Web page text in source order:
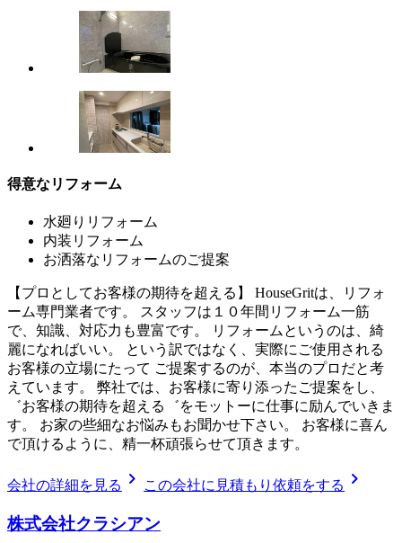
得意なリフォーム
水廻りリフォーム
内装リフォーム
お洒落なリフォームのご提案
【プロとしてお客様の期待を超える】 HouseGritは、リフォ
ーム専門業者です。 スタッフは１０年間リフォーム一筋
で、知識、対応力も豊富です。 リフォームというのは、綺
麗になればいい。 という訳ではなく、実際にご使用される
お客様の立場にたって ご提案するのが、本当のプロだと考
えています。 弊社では、お客様に寄り添ったご提案をし、
゛お客様の期待を超える゛をモットーに仕事に励んでいきま
す。 お家の些細なお悩みもお聞かせ下さい。 お客様に喜ん
で頂けるように、精一杯頑張らせて頂きます。
会社の詳細を見る chevron_right この会社に見積もり依頼をする chevron_right
株式会社クラシアン